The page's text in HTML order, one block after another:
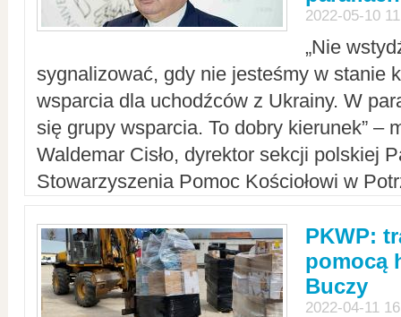
2022-05-10
„Nie
sygnalizować, gdy nie jesteśmy w stanie
wsparcia dla uchodźców z Ukrainy. W
się grupy wsparcia. To dobry kierunek” –
Waldemar Cisło, dyrektor sekcji polskiej
Stowarzyszenia Pomoc Kościołowi w
PKWP:
pomocą
Buczy
2022-04-11